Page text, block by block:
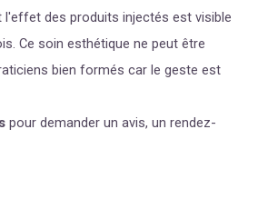
des produits injectés est visible
Ce soin esthétique ne peut être
bien formés car le geste est
pour demander un avis, un rendez-